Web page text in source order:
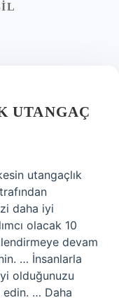
UTANGAÇ
utangaçlık
daha iyi
olacak 10
devam
… İnsanlarla
olduğunuzu
edin. … Daha